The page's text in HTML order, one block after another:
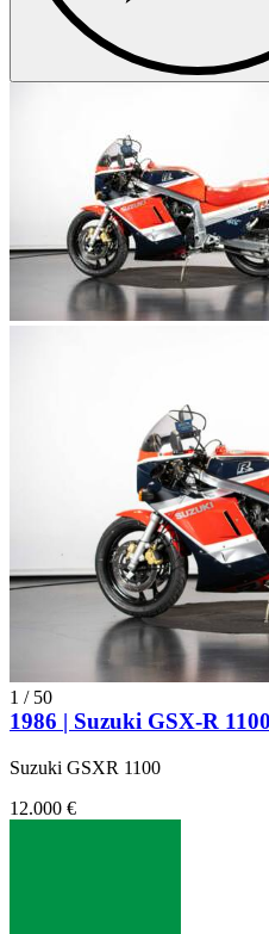
cilindrata di 600, 750 e 1000.
giapponese è senz'altro la Suzuki
cominciò nel 1990, offrendo una
moderna, improntata sullo stile
raffreddato ad aria, ma con
riguardanti l'inquinamento, il
acqua. Inizialmente venne
cubici, che aumentò poi a 600 ed
cilindrata nei modelli più recenti.
Suzuki – Il logo
Nel 1958 la Suzuki decide di
mette in risalto il vigore e
regalare a qualunque tipo di
Modelli di Suzuki
Suzuki DR 800S Big
Suzuki GSX Hayabusa
Suzuki GSX-R 1100
Suzuki GSX-R 750
Suzuki GT 125
Suzuki GT 550 II
Suzuki GT 750 A
Suzuki Harris 1340
Suzuki RGV 250 Gamma
Suzuki VS 1400GL Intruder
1 / 50
1986 | Suzuki GSX-R 1100
Suzuki GSXR 1100
12.000 €